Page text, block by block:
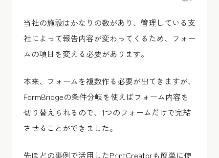
当社の施設はかなりの数があり、管理している支
社によって報告内容が変わってくるため、フォー
ムの項目を変える必要があります。
本来、フォームを複数作る必要が出てきますが、
FormBridgeの条件分岐を使えばフォーム内容を
切り替えられるので、1つのフォームだけで完結
させることができました。
先ほどの事例で活用したPrintCreatorも簡単に使